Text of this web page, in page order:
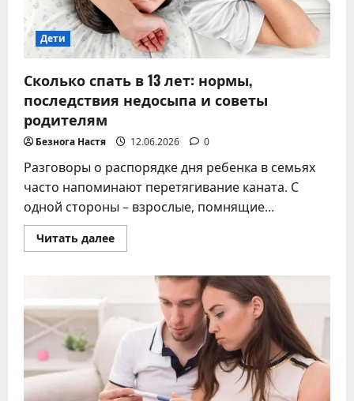
Дети
Сколько спать в 13 лет: нормы,
последствия недосыпа и советы
родителям
Безнога Настя 12.06.2026 0
Разговоры о распорядке дня ребенка в семьях
часто напоминают перетягивание каната. С
одной стороны – взрослые, помнящие...
Читать далееПрочитать
больше
нормы,
последствия
недосыпа
и
советы
родителям